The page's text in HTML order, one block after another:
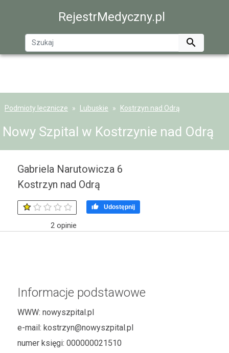
RejestrMedyczny.pl

Podmioty lecznicze Lubuskie Kostrzyn nad Odrą
Nowy Szpital w Kostrzynie nad Odrą
Gabriela Narutowicza 6
Kostrzyn nad Odrą
2 opinie
 Udostępnij
Informacje podstawowe
WWW: nowyszpital.pl
e-mail: kostrzyn@nowyszpital.pl
numer księgi: 000000021510